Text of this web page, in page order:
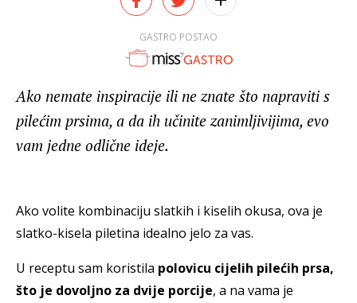
GASTRO POSTAO
Ako nemate inspiracije ili ne znate što napraviti s
pilećim prsima, a da ih učinite zanimljivijima, evo
vam jedne odlične ideje.
Ako volite kombinaciju slatkih i kiselih okusa, ova je
slatko-kisela piletina idealno jelo za vas.
U receptu sam koristila polovicu cijelih pilećih prsa,
što je dovoljno za dvije porcije, a na vama je